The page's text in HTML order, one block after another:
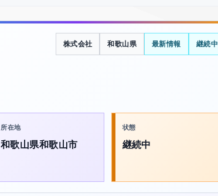
株式会社 和歌山県 最新情報 継続中
所在地
和歌山県和歌山市
状態
継続中